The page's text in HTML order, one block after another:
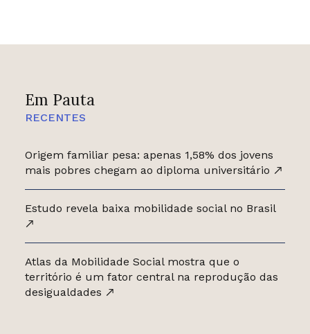
Em Pauta
RECENTES
Origem familiar pesa: apenas 1,58% dos jovens
mais pobres chegam ao diploma universitário
Estudo revela baixa mobilidade social no Brasil
Atlas da Mobilidade Social mostra que o
território é um fator central na reprodução das
desigualdades